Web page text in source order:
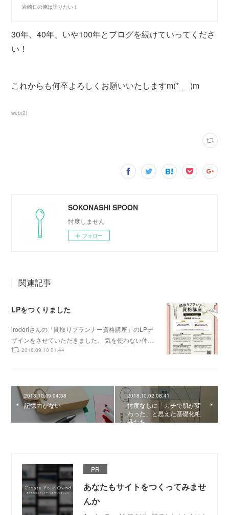
岩崎仁の俺は語りたい！
30年、40年、いや100年とブログを続けていってくださ
い！
これからも何卒よろしくお願いいたしますm(*_ _)m
web(2)
SOKONASHI SPOON
忖度しません
フォロー
関連記事
LPをつくりました
irodoriさんの「間取りプランナー資格講座」のLPデ
ザインをさせていただきました。 気を使わない仲…
2018.09.10 01:44
2018.10.09 04:38
記憶力がない
2018.10.02 08:41
忖度なしに「ガチで肌が変
わった」と思えた基礎化粧
品たち
PR
あなたもサイトをつくってみませ
んか